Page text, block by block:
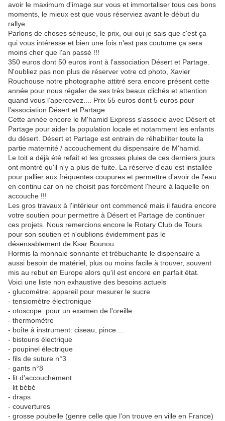
avoir le maximum d'image sur vous et immortaliser tous ces bons
moments, le mieux est que vous réserviez avant le début du
rallye.
Parlons de choses sérieuse, le prix, oui oui je sais que c'est ça
qui vous intéresse et bien une fois n'est pas coutume ça sera
moins cher que l'an passé !!!
350 euros dont 50 euros iront à l'association Désert et Partage.
N'oubliez pas non plus de réserver votre cd photo, Xavier
Rouchouse notre photographe attitré sera encore présent cette
année pour nous régaler de ses très beaux clichés et attention
quand vous l’apercevez.... Prix 55 euros dont 5 euros pour
l'association Désert et Partage
Cette année encore le M'hamid Express s'associe avec Désert et
Partage pour aider la population locale et notamment les enfants
du désert. Désert et Partage est entrain de réhabiliter toute la
partie maternité / accouchement du dispensaire de M'hamid.
Le toit a déjà été refait et les grosses pluies de ces derniers jours
ont montré qu'il n'y a plus de fuite. La réserve d'eau est installée
pour pallier aux fréquentes coupures et permettre d'avoir de l'eau
en continu car on ne choisit pas forcément l'heure à laquelle on
accouche !!!
Les gros travaux à l'intérieur ont commencé mais il faudra encore
votre soutien pour permettre à Désert et Partage de continuer
ces projets. Nous remercions encore le Rotary Club de Tours
pour son soutien et n'oublions évidemment pas le
désensablement de Ksar Bounou.
Hormis la monnaie sonnante et trébuchante le dispensaire a
aussi besoin de matériel, plus ou moins facile à trouver, souvent
mis au rebut en Europe alors qu'il est encore en parfait état.
Voici une liste non exhaustive des besoins actuels
- glucométre: appareil pour mesurer le sucre
- tensiomètre électronique
- otoscope: pour un examen de l'oreille
- thermomètre
- boîte à instrument: ciseau, pince....
- bistouris électrique
- poupinel électrique
- fils de suture n°3
- gants n°8
- lit d'accouchement
- lit bébé
- draps
- couvertures
- grosse poubelle (genre celle que l'on trouve en ville en France)